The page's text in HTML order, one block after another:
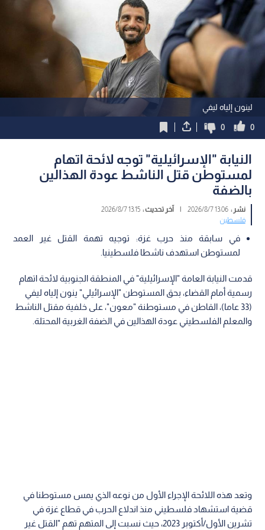
لينون إلياه ليفي
0
0
النيابة "الإسرائيلية" توجه لائحة اتهام
لمستوطن قتل الناشط عودة الهذالين
بالضفة
نشر :13:06 2026/8/7
| آخر تحديث :13:15 2026/8/7
فلسطين
في سابقة منذ حرب غزة: توجيه تهمة القتل غير العمد
لمستوطن استهدف ناشطا فلسطينيا.
قدمت النيابة العامة "الإسرائيلية" في المنطقة الجنوبية لائحة اتهام
رسمية أمام القضاء، بحق المستوطن "الإسرائيلي" ينون إلياه ليفي
(33 عاما)، القاطن في مستوطنة "معون"، على خلفية مقتل الناشط
والمعلم الفلسطيني عودة الهذالين في الضفة الغربية المحتلة.
وتعد هذه اللائحة الإجراء الأول من نوعه الذي يمس مستوطنا في
قضية استشهاد فلسطيني منذ اندلاع الحرب في قطاع غزة في
تشرين الأول/أكتوبر 2023، حيث نسبت إلى المتهم تهم "القتل غير